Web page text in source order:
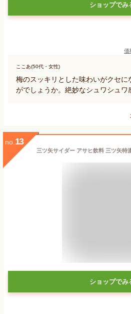
ショップでみ
価
ここあ(50代・女性)
梅のスッキリとした味わいがクセ
がでしょうか。絶妙なシュワシュワ
no. 13
ショップでみ